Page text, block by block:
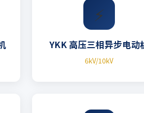
⚡
YKK 高压三相异步电动
6kV/10kV